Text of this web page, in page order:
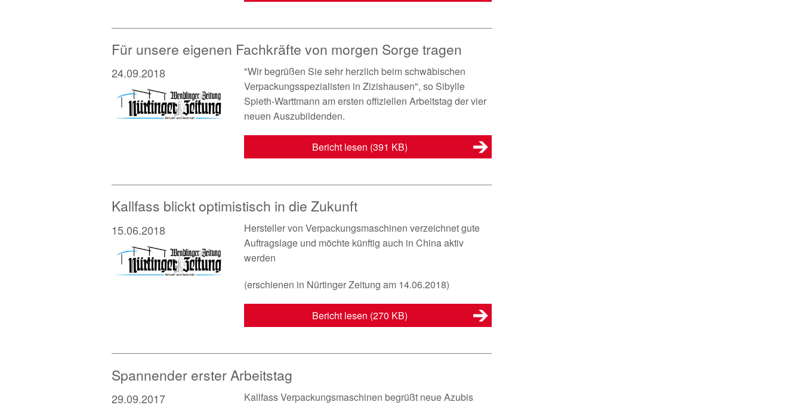
Für unsere eigenen Fachkräfte von morgen Sorge tragen
24.09.2018
"Wir begrüßen Sie sehr herzlich beim schwäbischen
Verpackungsspezialisten in Zizishausen", so Sibylle
Spieth-Warttmann am ersten offiziellen Arbeitstag der vier
neuen Auszubildenden.
Bericht lesen (391 KB)
Kallfass blickt optimistisch in die Zukunft
15.06.2018
Hersteller von Verpackungsmaschinen verzeichnet gute
Auftragslage und möchte künftig auch in China aktiv
werden
(erschienen in Nürtinger Zeitung am 14.06.2018)
Bericht lesen (270 KB)
Spannender erster Arbeitstag
29.09.2017
Kallfass Verpackungsmaschinen begrüßt neue Azubis